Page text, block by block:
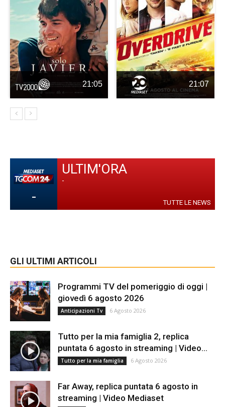
21:05 21:07
-
ULTIM'ORA
-
TUTTE LE NEWS
GLI ULTIMI ARTICOLI
Programmi TV del pomeriggio di oggi |
giovedì 6 agosto 2026
Anticipazioni Tv 6 Agosto 2026
Tutto per la mia famiglia 2, replica
puntata 6 agosto in streaming | Video...
Tutto per la mia famiglia 6 Agosto 2026
Far Away, replica puntata 6 agosto in
streaming | Video Mediaset